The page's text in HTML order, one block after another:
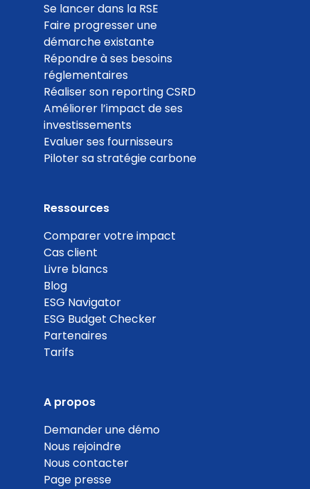
0
Actions de réduction des consommations
100
0
Se lancer dans la RSE
Faire progresser une
démarche existante
Répondre à ses besoins
réglementaires
Réaliser son reporting CSRD
Améliorer l’impact de ses
investissements
Evaluer ses fournisseurs
Piloter sa stratégie carbone
Ressources
Comparer votre impact
Cas client
Livre blancs
Blog
ESG Navigator
ESG Budget Checker
Partenaires
Tarifs
A propos
Demander une démo
Nous rejoindre
Nous contacter
Page presse